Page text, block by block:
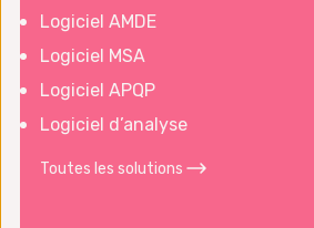
Logiciel AMDE
Logiciel MSA
Logiciel APQP
Logiciel d’analyse
Toutes les solutions